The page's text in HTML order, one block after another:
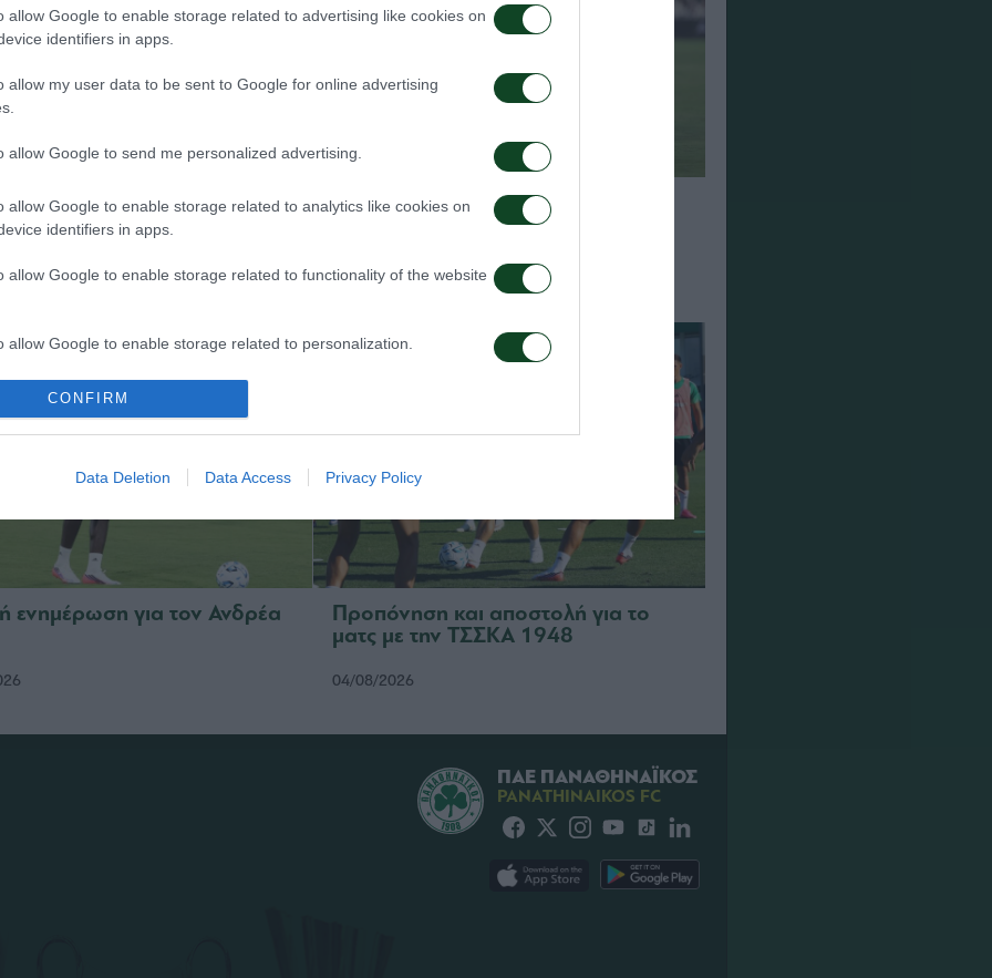
allow Google to enable storage related to advertising like cookies on
identifiers in apps.
allow my user data to be sent to Google for online advertising
allow Google to send me personalized advertising.
allow Google to enable storage related to analytics like cookies on
identifiers in apps.
allow Google to enable storage related to functionality of the website
allow Google to enable storage related to personalization.
allow Google to enable storage related to security, including
functionality and fraud prevention, and other user protection.
CONFIRM
Data Deletion Data Access Privacy Policy
προπόνηση για τον Γκαρσία Για την πρόκριση στη Σόφια
05/08/2026
ενημέρωση για τον Ανδρέα
Προπόνηση και αποστολή για το
ματς με την ΤΣΣΚΑ 1948
04/08/2026
ΠΑΕ ΠΑΝΑΘΗΝΑΪΚΟΣ
PANATHINAIKOS FC